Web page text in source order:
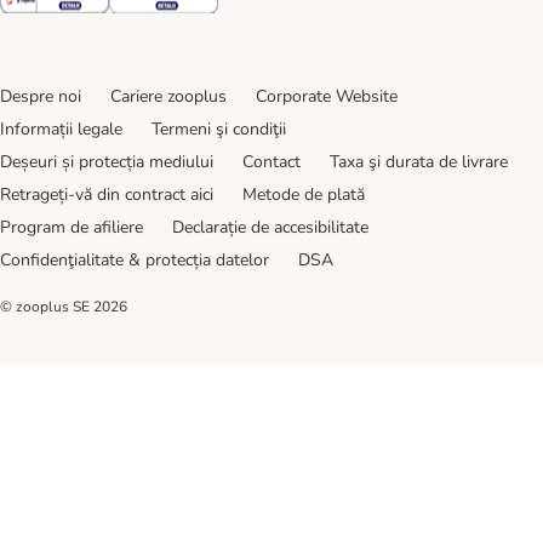
Despre noi Cariere zooplus
Corporate Website
Informații legale
Termeni şi condiţii
Deșeuri și protecția mediului
Contact
Taxa şi durata de livrare
Retrageți-vă din contract aici
Metode de plată
Program de afiliere
Declarație de accesibilitate
Confidenţialitate & protecția datelor
DSA
© zooplus SE 2026